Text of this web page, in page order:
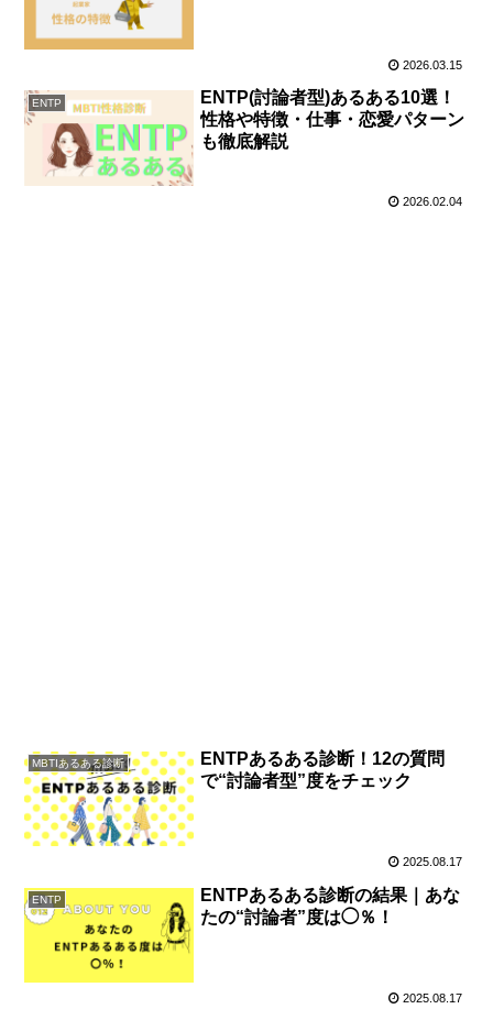
2026.03.15
ENTP
ENTP(討論者型)あるある10選！
性格や特徴・仕事・恋愛パターン
も徹底解説
2026.02.04
MBTIあるある診断
ENTPあるある診断！12の質問
で“討論者型”度をチェック
2025.08.17
ENTP
ENTPあるある診断の結果｜あな
たの“討論者”度は◯％！
2025.08.17